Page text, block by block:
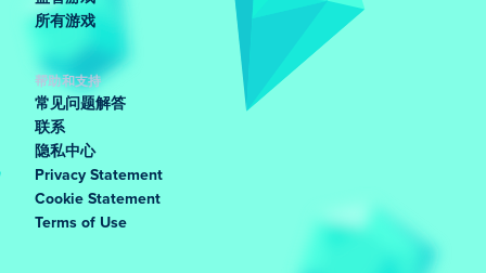
所有游戏
帮助和支持
常见问题解答
联系
隐私中心
Privacy Statement
Cookie Statement
Terms of Use